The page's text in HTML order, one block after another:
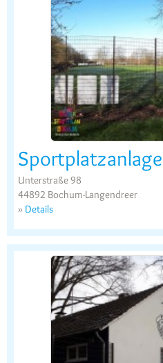
Unterstraße 98
44892 Bochum-Langendreer
» Details